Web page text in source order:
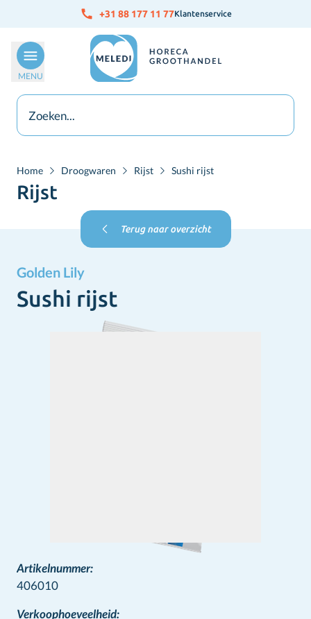
Ga naar de inhoud +31 88 177 11 77Klantenservice
MENU
Home Droogwaren Rijst Sushi rijst
Rijst
Terug naar overzicht
Golden Lily
Sushi rijst
Artikelnummer:
406010
Verkoophoeveelheid: